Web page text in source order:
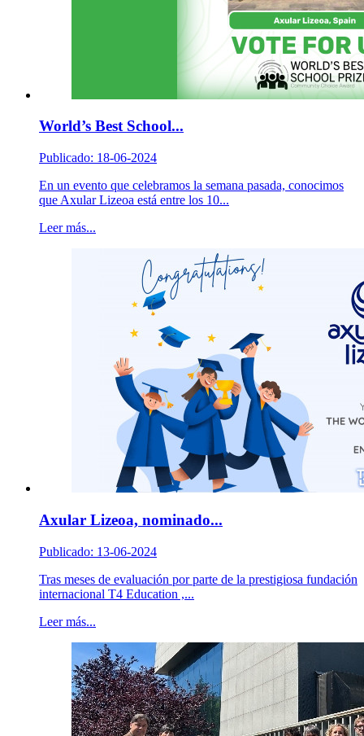
World’s Best School...
Publicado: 18-06-2024
En un evento que celebramos la semana pasada, conocimos
que Axular Lizeoa está entre los 10...
Leer más...
Axular Lizeoa, nominado...
Publicado: 13-06-2024
Tras meses de evaluación por parte de la prestigiosa fundación
internacional T4 Education ,...
Leer más...